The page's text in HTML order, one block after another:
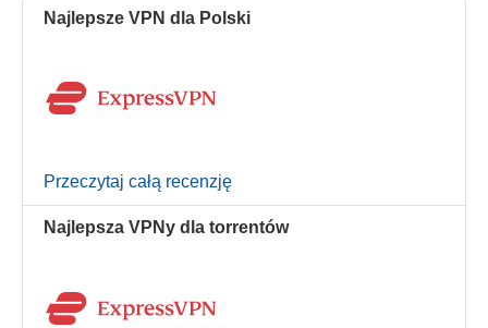
Najlepsze VPN dla Polski
Przeczytaj całą recenzję
Najlepsza VPNy dla torrentów